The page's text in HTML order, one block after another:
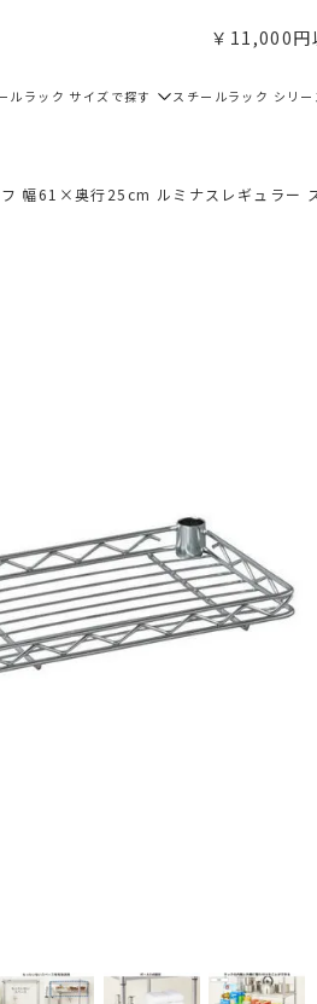
￥11,000円
ルラック サイズで探す スチールラック シリー
フ 幅61×奥行25cm ルミナスレギュラー